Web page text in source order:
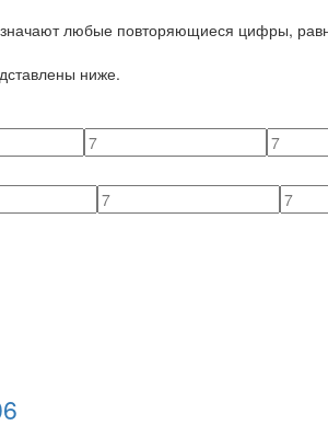
любые повторяющиеся цифры,
ниже.